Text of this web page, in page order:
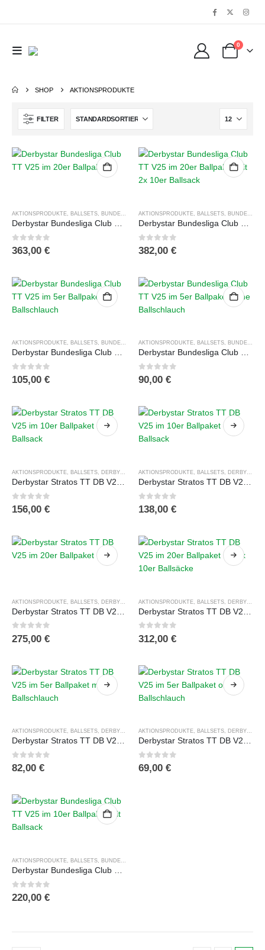
0
SHOP AKTIONSPRODUKTE
FILTER
AKTIONSPRODUKTE BALLSETS BUNDESLIGA BÄLLE , DERBYSTAR, FUSSBÄLLE ,
0out of 5
363,00 €
AKTIONSPRODUKTE BALLSETS BUNDESLIGA BÄLLE
0out of 5
382,00 €
AKTIONSPRODUKTE, BALLSETS, BUNDESLIGA BÄLLE , DERBYSTAR, FUSSBÄLLE ,
Derbystar Bundesliga Club TT V25 im 5er Ballpaket mit Ballschlauch
0 out of 5
105,00 €
AKTIONSPRODUKTE, BALLSETS, BUNDESLIGA BÄLLE
Derbystar Bundesliga Club TT V25 im 5er Ballpaket ohne Ballschlauch
0out of 5
90,00 €
weist
Varianten
Optionen
können
gewählt
werden
AKTIONSPRODUKTE, BALLSETS, DERBYSTAR FUSSBÄLLE ,TRAININGSBÄLLE,
Derbystar Stratos TT DB V25 im 10er Ballpaket mit Ballsack
0 out of 5
156,00 €
weist
Varianten
Optionen
können
auf
gewählt
werden
AKTIONSPRODUKTE, BALLSETS, DERBYSTAR
Derbystar Stratos TT DB V25 im 10er Ballpaket ohne Ballsack
0out of 5
138,00 €
mehrere
Varianten
auf.
können
auf
der
werden
AKTIONSPRODUKTE BALLSETS DERBYSTAR FUSSBÄLLE ,TRAININGSBÄLLE,
0out of 5
275,00 €
weist
mehrere
Varianten
Optionen
können
auf
gewählt
werden
AKTIONSPRODUKTE BALLSETS DERBYSTAR
0out of 5
312,00 €
weist
mehrere
Varianten
auf.
Optionen
können
auf
gewählt
werden
AKTIONSPRODUKTE, BALLSETS, DERBYSTAR FUSSBÄLLE ,TRAININGSBÄLLE,
Derbystar Stratos TT DB V25 im 5er Ballpaket mit Ballschlauch
0out of 5
82,00 €
weist
mehrere
Varianten
auf.
AKTIONSPRODUKTE, BALLSETS, DERBYSTAR
Derbystar Stratos TT DB V25 im 5er Ballpaket ohne Ballschlauch
0out of 5
69,00 €
AKTIONSPRODUKTE, BALLSETS, BUNDESLIGA BÄLLE
Derbystar Bundesliga Club TT V25 im 10er Ballpaket mit Ballsack
0out of 5
220,00 €